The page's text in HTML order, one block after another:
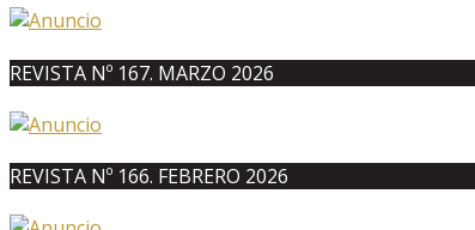
REVISTA Nº 167. MARZO 2026
REVISTA Nº 166. FEBRERO 2026